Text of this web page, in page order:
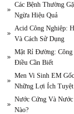
Các Bệnh Thường
Ngừa Hiệu Quả
Acid Công Nghiệp:
Và Cách Sử Dụng
Mật Rỉ Đường: Công
Điều Cần Biết
Men Vi Sinh EM
Những Lợi Ích
Nước Cứng Và
Nào?